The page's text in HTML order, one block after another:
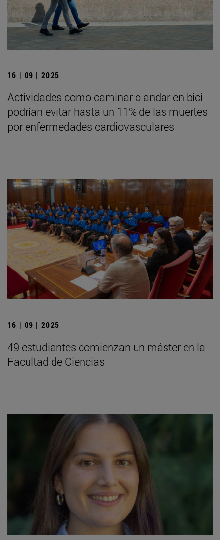
16 | 09 | 2025
Actividades como caminar o andar en bici
podrían evitar hasta un 11% de las muertes
por enfermedades cardiovasculares
16 | 09 | 2025
49 estudiantes comienzan un máster en la
Facultad de Ciencias